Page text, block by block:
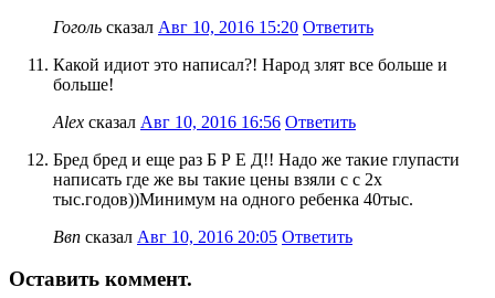
Гоголь сказал Авг 10, 2016 15:20 Ответить
Какой идиот это написал?! Народ злят все больше и
больше!
Alex сказал Авг 10, 2016 16:56 Ответить
Бред бред и еще раз Б Р Е Д!! Надо же такие глупасти
написать где же вы такие цены взяли с с 2х
тыс.годов))Минимум на одного ребенка 40тыс.
Ввп сказал Авг 10, 2016 20:05 Ответить
Оставить коммент.